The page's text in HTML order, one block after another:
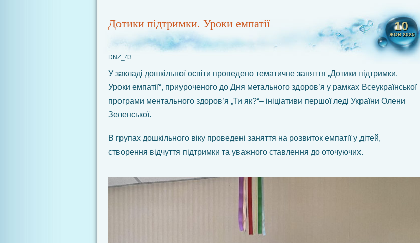
Дотики підтримки. Уроки емпатії 10
ЖОВ 2025
DNZ_43
У закладі дошкільної освіти проведено тематичне заняття „Дотики підтримки.
Уроки емпатії“, приуроченого до Дня метального здоров’я у рамках Всеукраїнської
програми ментального здоров’я „Ти як?“– ініціативи першої леді України Олени
Зеленської.
В групах дошкільного віку проведені заняття на розвиток емпатії у дітей,
створення відчуття підтримки та уважного ставлення до оточуючих.